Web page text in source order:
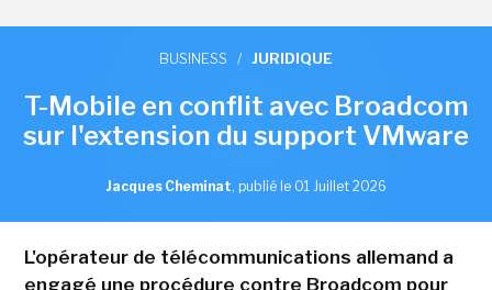
BUSINESS / JURIDIQUE
T-Mobile en conflit avec Broadcom
sur l'extension du support VMware
Jacques Cheminat, publié le 01 Juillet 2026
L'opérateur de télécommunications allemand a
engagé une procédure contre Broadcom pour